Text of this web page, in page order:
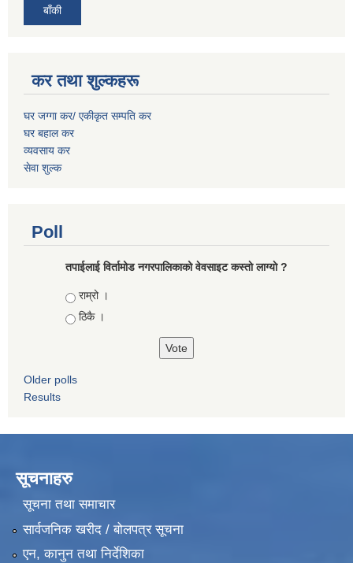
बाँकी
कर तथा शुल्कहरू
घर जग्गा कर/ एकीकृत सम्पति कर
घर बहाल कर
व्यवसाय कर
सेवा शुल्क
Poll
तपाईलाई विर्तामोड नगरपालिकाको वेवसाइट कस्ताे लाग्याे ?
Choices
राम्रो ।
ठिकै ।
Older polls
Results
सूचनाहरु
सूचना तथा समाचार
सार्वजनिक खरीद / बोलपत्र सूचना
एन, कानुन तथा निर्देशिका